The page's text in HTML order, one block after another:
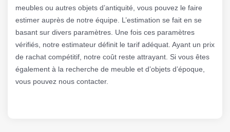
meubles ou autres objets d’antiquité, vous pouvez le faire
estimer auprès de notre équipe. L’estimation se fait en se
basant sur divers paramètres. Une fois ces paramètres
vérifiés, notre estimateur définit le tarif adéquat. Ayant un prix
de rachat compétitif, notre coût reste attrayant. Si vous êtes
également à la recherche de meuble et d’objets d’époque,
vous pouvez nous contacter.